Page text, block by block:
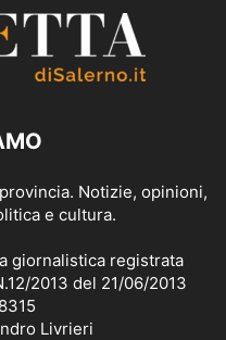
Notizie, opinioni,
e cultura.
giornalistica registrata
2013 del 21/06/2013
Livrieri